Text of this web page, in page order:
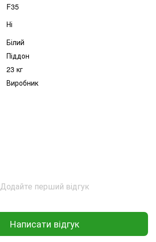
F35
Ні
Білий
Піддон
23 кг
Виробник
Додайте перший відгук
Написати відгук